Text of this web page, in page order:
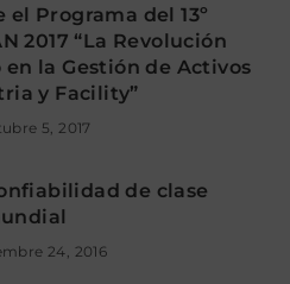
el Programa del 13º
2017 “La Revolución
la Gestión de Activos
y Facility”
5, 2017
de clase
24, 2016